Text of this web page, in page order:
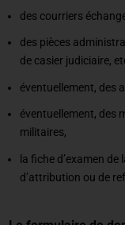
des courriers
des pièces
de casier judiciaire,
éventuellement, des
éventuellement, des
militaires,
la fiche d’examen
d’attribution ou de